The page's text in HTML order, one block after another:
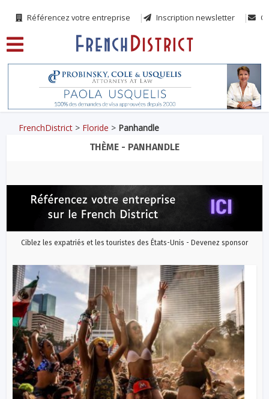
Référencez votre entreprise Inscription newsletter
FrenchDistrict > Floride > Panhandle
THÈME - PANHANDLE
Ciblez les expatriés et les touristes des États-Unis - Devenez sponsor